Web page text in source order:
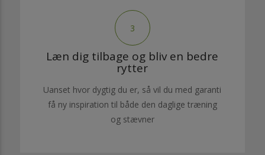
3
Læn dig tilbage og bliv en bedre
rytter
Uanset hvor dygtig du er, så vil du med garanti
få ny inspiration til både den daglige træning
og stævner